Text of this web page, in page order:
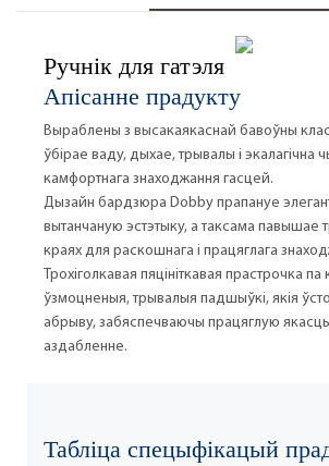
Ручнік для гатэля
Апісанне прадукту
Выраблены з высакаякаснай бавоўны
ўбірае ваду, дыхае, трывалы і экалагічна
камфортнага знаходжання гасцей.
Дызайн бардзюра Dobby прапануе
вытанчаную эстэтыку, а таксама павышае
краях для раскошнага і працяглага
Трохіголкавая пяцініткавая прастрочка
ўзмоцненыя, трывалыя падшыўкі, якія
абрыву, забяспечваючы працяглую якасць
аздабленне.
Табліца спецыфікацый